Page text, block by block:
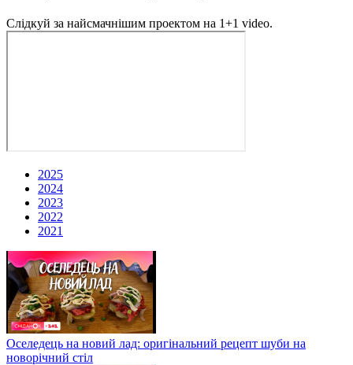
Слідкуй за найсмачнішим проектом на 1+1 video.
2025
2024
2023
2022
2021
Оселедець на новий лад: оригінальний рецепт шуби на
новорічний стіл